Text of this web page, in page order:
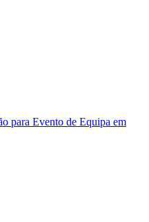
para Evento de Equipa em